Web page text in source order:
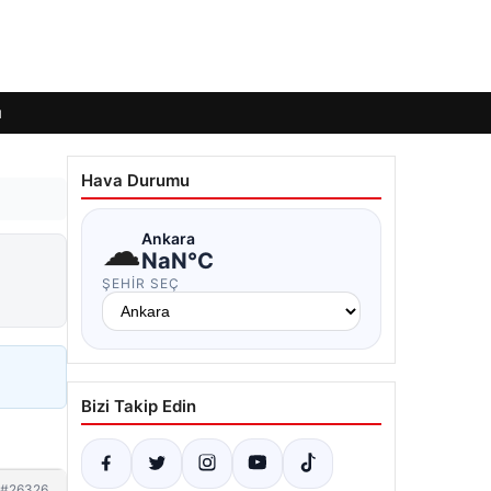
Hava Durumu
☁Ankara
NaN°C
ŞEHIR SEÇ
Bizi Takip Edin